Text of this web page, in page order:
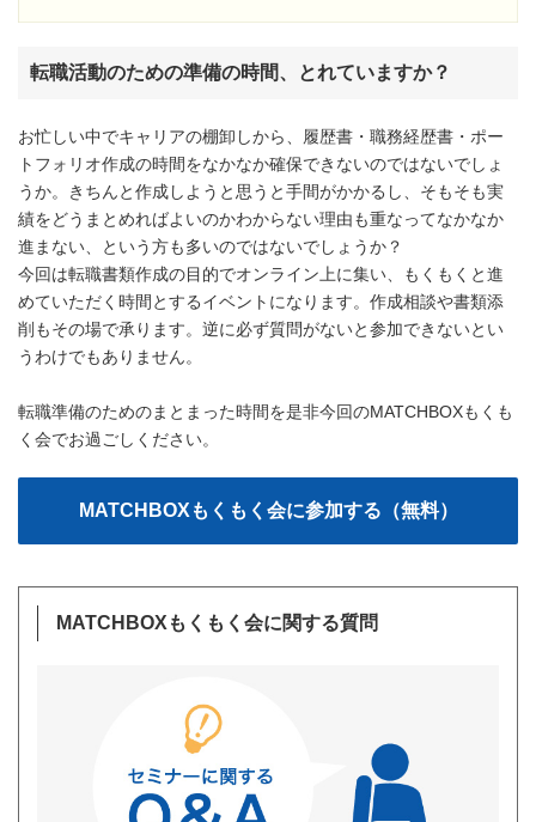
転職活動のための準備の時間、とれていますか？
お忙しい中でキャリアの棚卸しから、履歴書・職務経歴書・ポー
トフォリオ作成の時間をなかなか確保できないのではないでしょ
うか。きちんと作成しようと思うと手間がかかるし、そもそも実
績をどうまとめればよいのかわからない理由も重なってなかなか
進まない、という方も多いのではないでしょうか？
今回は転職書類作成の目的でオンライン上に集い、もくもくと進
めていただく時間とするイベントになります。作成相談や書類添
削もその場で承ります。逆に必ず質問がないと参加できないとい
うわけでもありません。
転職準備のためのまとまった時間を是非今回のMATCHBOXもくも
く会でお過ごしください。
MATCHBOXもくもく会に関する質問